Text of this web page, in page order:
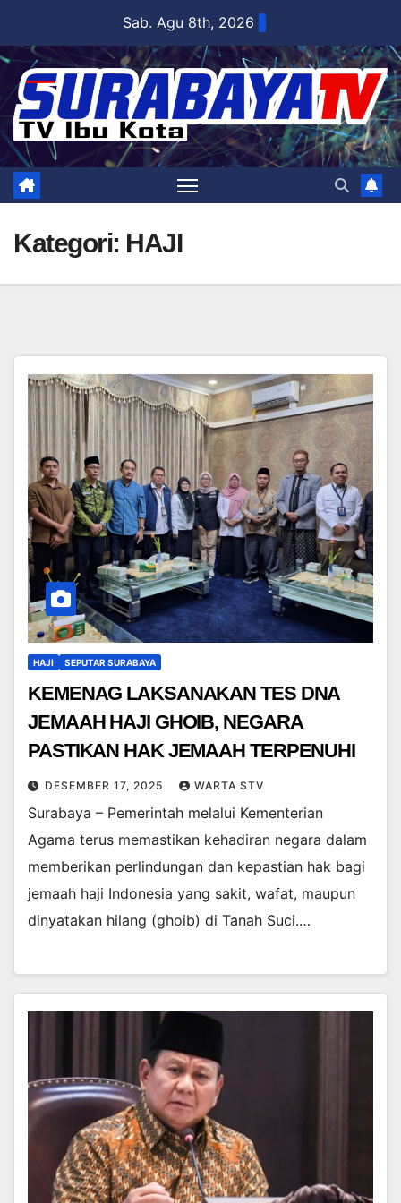
content
Sab. Agu 8th, 2026
Kategori: HAJI
HAJI SEPUTAR SURABAYA
KEMENAG LAKSANAKAN TES DNA
JEMAAH HAJI GHOIB, NEGARA
PASTIKAN HAK JEMAAH TERPENUHI
DESEMBER 17, 2025 WARTA STV
Surabaya – Pemerintah melalui Kementerian
Agama terus memastikan kehadiran negara dalam
memberikan perlindungan dan kepastian hak bagi
jemaah haji Indonesia yang sakit, wafat, maupun
dinyatakan hilang (ghoib) di Tanah Suci.…